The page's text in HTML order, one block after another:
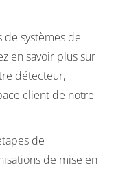
de systèmes de
en savoir plus sur
détecteur,
client de notre
de
de mise en